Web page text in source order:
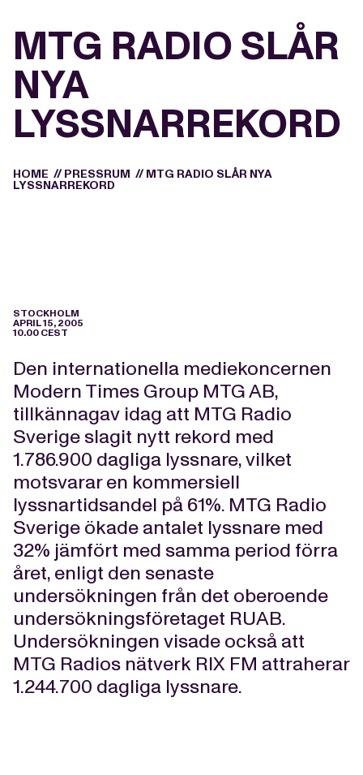
MTG RADIO SLÅR
NYA
LYSSNARREKORD
HOME // PRESSRUM // MTG RADIO SLÅR NYA
LYSSNARREKORD
STOCKHOLM
APRIL 15, 2005
10.00 CEST
Den internationella mediekoncernen
Modern Times Group MTG AB,
tillkännagav idag att MTG Radio
Sverige slagit nytt rekord med
1.786.900 dagliga lyssnare, vilket
motsvarar en kommersiell
lyssnartidsandel på 61%. MTG Radio
Sverige ökade antalet lyssnare med
32% jämfört med samma period förra
året, enligt den senaste
undersökningen från det oberoende
undersökningsföretaget RUAB.
Undersökningen visade också att
MTG Radios nätverk RIX FM attraherar
1.244.700 dagliga lyssnare.